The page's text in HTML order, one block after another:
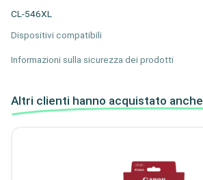
CL-546XL
Dispositivi compatibili
Informazioni sulla sicurezza dei prodotti
Altri clienti hanno acquistato anche